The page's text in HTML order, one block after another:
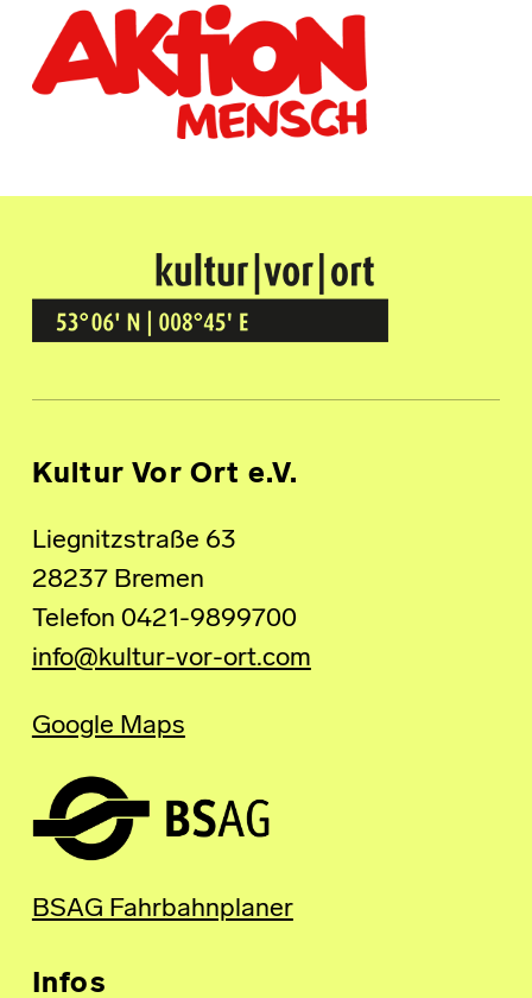
Kultur Vor Ort
BREMEN GRÖPELINGEN
Kultur Vor Ort e.V.
Liegnitzstraße 63
28237 Bremen
Telefon 0421-9899700
info@kultur-vor-ort.com
Google Maps
BSAG Fahrbahnplaner
Infos